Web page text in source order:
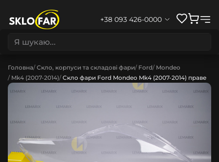
+38 093 426-0000
Головна Скло, корпуси та складові фари Ford Mondeo
Mk4 (2007-2014) Скло фари Ford Mondeo Mk4 (2007-2014) праве